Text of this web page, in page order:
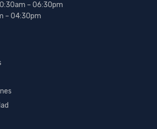
– 06:30pm
– 04:30pm